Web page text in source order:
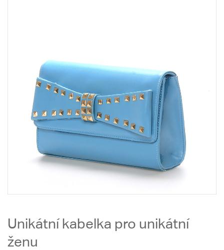
Unikátní kabelka pro unikátní
ženu